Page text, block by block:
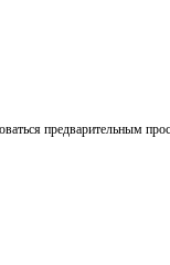
предварительным